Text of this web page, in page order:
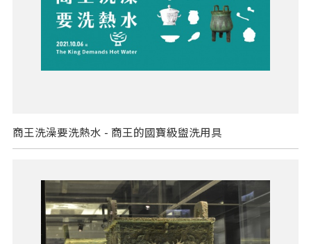
商王洗澡要洗熱水 - 商王的國寶級盥洗用具